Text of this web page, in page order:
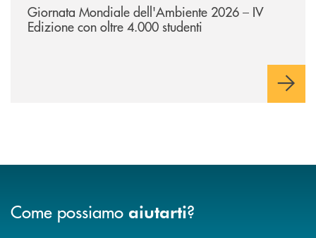
Giornata Mondiale dell'Ambiente 2026 – IV
Edizione con oltre 4.000 studenti
Come possiamo aiutarti?